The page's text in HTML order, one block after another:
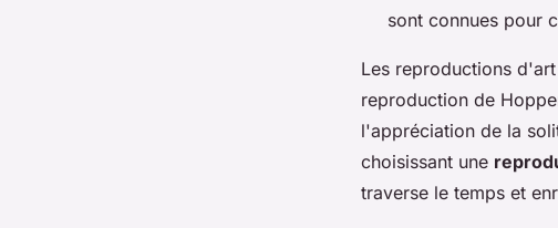
sont connues pour
Les reproductions
reproduction de
l'appréciation de la
choisissant une
traverse le temps et